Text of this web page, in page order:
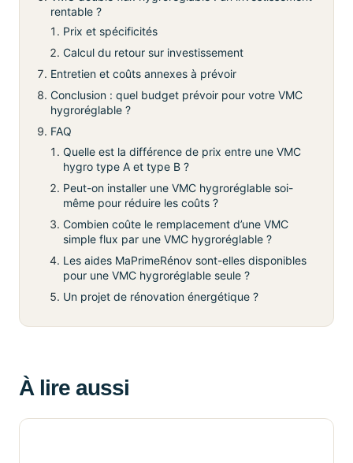
rentable ?
Prix et spécificités
Calcul du retour sur investissement
Entretien et coûts annexes à prévoir
Conclusion : quel budget prévoir pour votre VMC
hygroréglable ?
FAQ
Quelle est la différence de prix entre une VMC
hygro type A et type B ?
Peut-on installer une VMC hygroréglable soi-
même pour réduire les coûts ?
Combien coûte le remplacement d’une VMC
simple flux par une VMC hygroréglable ?
Les aides MaPrimeRénov sont-elles disponibles
pour une VMC hygroréglable seule ?
Un projet de rénovation énergétique ?
À lire aussi